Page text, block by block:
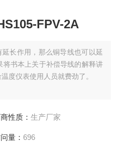
FPV-2A
长作用，那么铜导线也可以延
书本上关于补偿导线的解释讲
度仪表使用人员就费劲了。
性质： 生产厂家
量： 696